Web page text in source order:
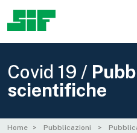
Covid 19 /
scientifiche
Home Pubblicazioni